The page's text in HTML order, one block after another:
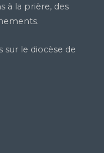
à la prière, des
sur le diocèse de